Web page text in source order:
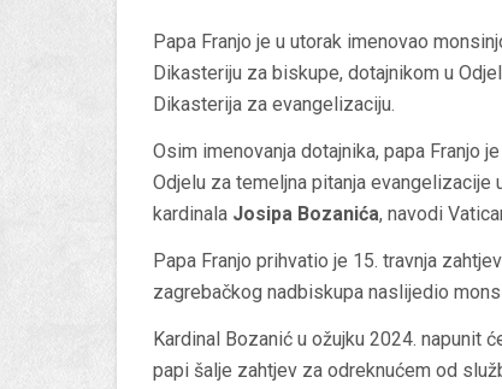
Papa Franjo je u utorak imenovao
Dikasteriju za biskupe, dotajnikom u
Dikasterija za evangelizaciju.
Osim imenovanja dotajnika, papa Franjo
Odjelu za temeljna pitanja
kardinala Josipa Bozanića, navodi
Papa Franjo prihvatio je 15. travnja
zagrebačkog nadbiskupa naslijedio
Kardinal Bozanić u ožujku 2024. napunit
papi šalje zahtjev za odreknućem od